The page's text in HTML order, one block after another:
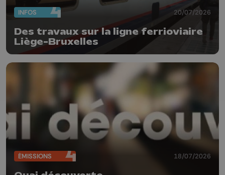
INFOS 20/07/2026
Des travaux sur la ligne ferrioviaire
Liège-Bruxelles
ÉMISSIONS 18/07/2026